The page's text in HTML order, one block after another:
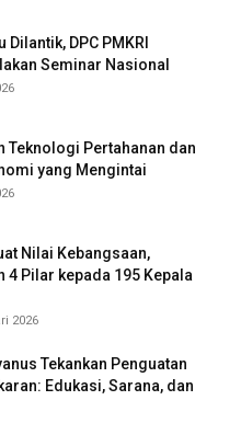
DPC PMKRI
Seminar Nasional
Teknologi Pertahanan dan
yang Mengintai
Nilai Kebangsaan,
4 Pilar kepada 195 Kepala
2026
Tekankan Penguatan
Edukasi, Sarana, dan